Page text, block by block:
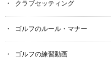
クラブセッティング
ゴルフのルール・マナー
ゴルフの練習動画